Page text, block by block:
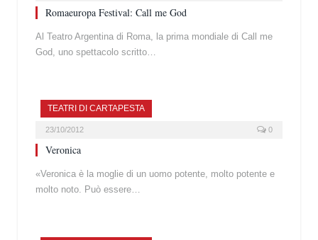
Romaeuropa Festival: Call me God
Al Teatro Argentina di Roma, la prima mondiale di Call me
God, uno spettacolo scritto…
TEATRI DI CARTAPESTA
23/10/2012 0
Veronica
«Veronica è la moglie di un uomo potente, molto potente e
molto noto. Può essere…